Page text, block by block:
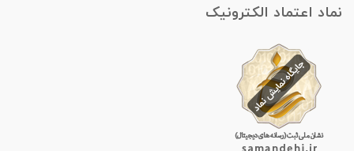
نماد اعتماد الکترونیک